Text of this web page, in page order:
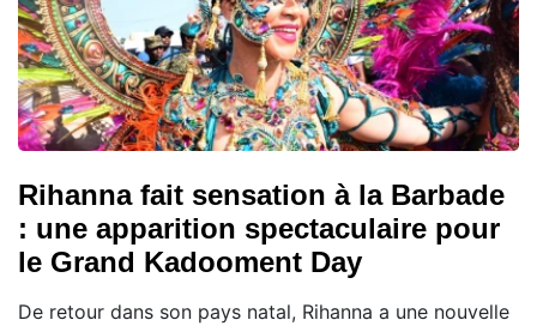
Rihanna fait sensation à la Barbade
: une apparition spectaculaire pour
le Grand Kadooment Day
De retour dans son pays natal, Rihanna a une nouvelle